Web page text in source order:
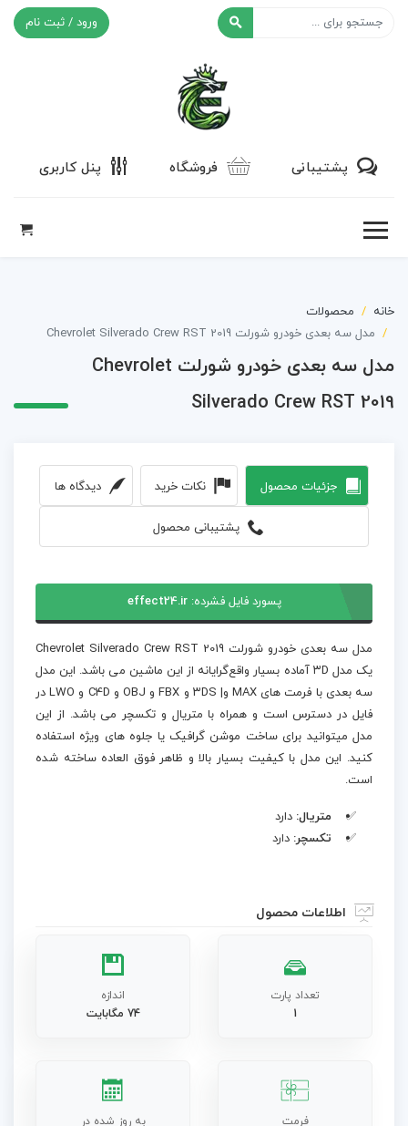
ورود / ثبت نام
پشتیبانی فروشگاه پنل کاربری
خانه
محصولات
مدل سه بعدی خودرو شورلت Chevrolet Silverado Crew RST 2019
مدل سه بعدی خودرو شورلت Chevrolet
Silverado Crew RST 2019
جزئیات محصول نکات خرید دیدگاه ها
پشتیبانی محصول
پسورد فایل فشرده:effect24.ir
مدل سه بعدی خودرو شورلت Chevrolet Silverado Crew RST 2019
یک مدل ۳D آماده بسیار واقع‌گرایانه از این ماشین می باشد. این مدل
سه بعدی با فرمت های MAX و| ۳DS و FBX و OBJ و C4D و LWO در
فایل در دسترس است و همراه با متریال و تکسچر می باشد. از این
مدل میتوانید برای ساخت موشن گرافیک یا جلوه های ویژه استفاده
کنید. این مدل با کیفیت بسیار بالا و ظاهر فوق العاده ساخته شده
است.
متریال: دارد
تکسچر: دارد
اطلاعات محصول
تعداد پارت
1
اندازه
74 مگابایت
فرمت
به روز شده در